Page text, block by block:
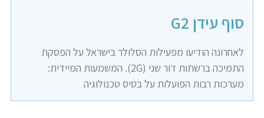
סוף עידן G2
לאחרונה הודיעו מפעילות הסלולר בישראל על הפסקת
התמיכה ברשתות דור שני (2G). המשמעות המיידית:
מערכות רבות הפועלות על בסיס טכנולוגיה